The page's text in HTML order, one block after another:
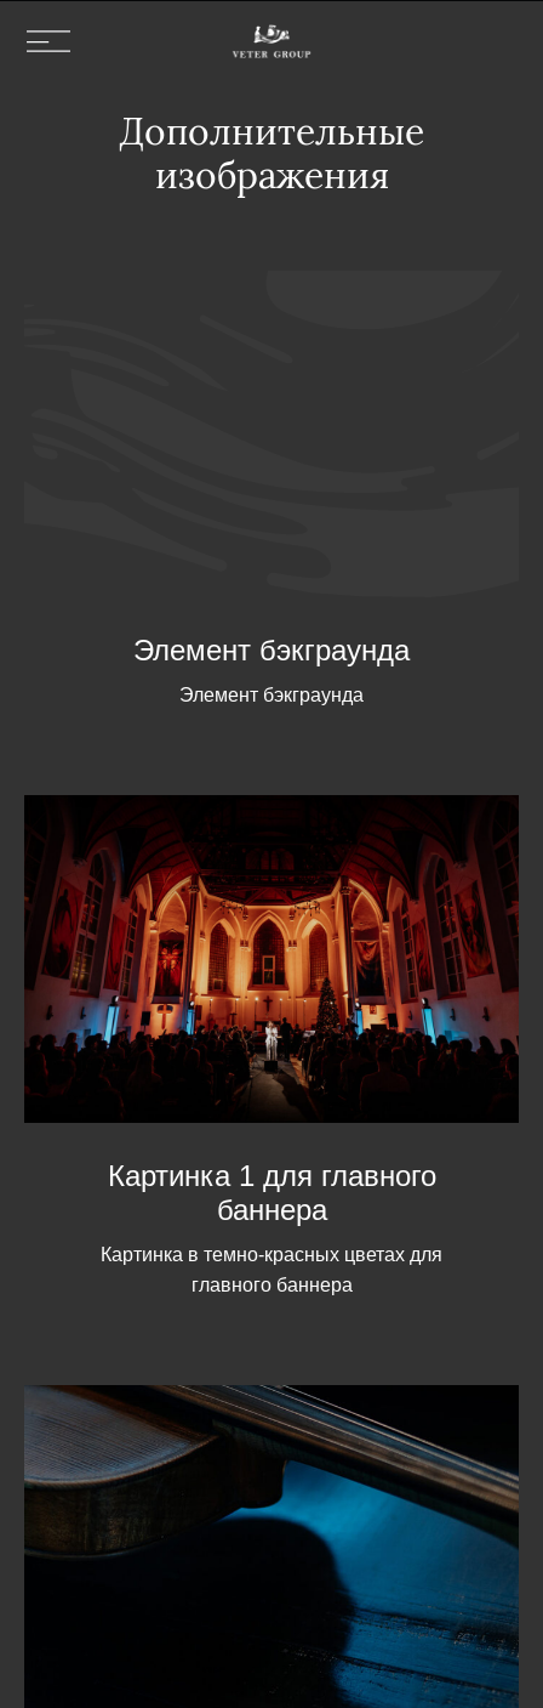
Дополнительные
изображения
Элемент бэкграунда
Элемент бэкграунда
Картинка 1 для главного
баннера
Картинка в темно-красных цветах для
главного баннера